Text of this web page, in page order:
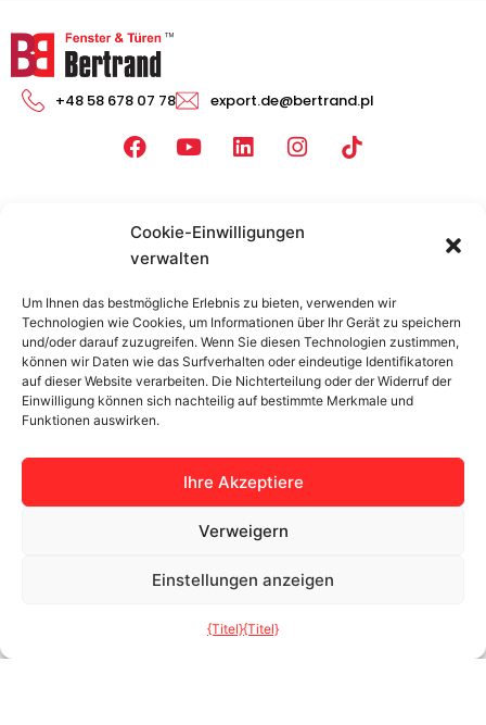
Cookie-Einwilligungen
verwalten
Um Ihnen das bestmögliche Erlebnis zu bieten, verwenden wir
Technologien wie Cookies, um Informationen über Ihr Gerät zu speichern
und/oder darauf zuzugreifen. Wenn Sie diesen Technologien zustimmen,
können wir Daten wie das Surfverhalten oder eindeutige Identifikatoren
auf dieser Website verarbeiten. Die Nichterteilung oder der Widerruf der
Einwilligung können sich nachteilig auf bestimmte Merkmale und
Funktionen auswirken.
Ihre Akzeptiere
Verweigern
Einstellungen anzeigen
{Titel}{Titel}
+48 58 678 07 78 export.de@bertrand.pl
F
b
o
k
Y
u
b
L
e
n
I
a
a
m
Türen
Fassaden
Kataloge
Farben von Fenstern und
Blog
Kümmern Sie sich um Ihre
Fenster
Bertrand Kundenzone
Installation
DSGVO